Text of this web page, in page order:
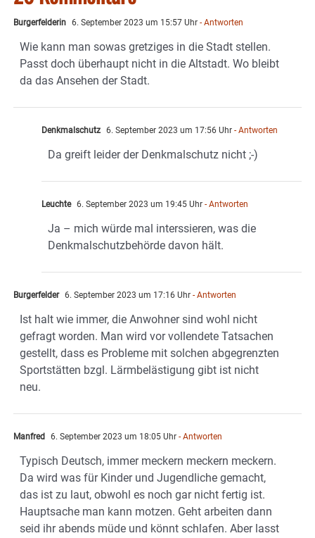
Burgerfelderin 6. September 2023 um 15:57 Uhr - Antworten
Wie kann man sowas gretziges in die Stadt stellen.
Passt doch überhaupt nicht in die Altstadt. Wo bleibt
da das Ansehen der Stadt.
Denkmalschutz 6. September 2023 um 17:56 Uhr - Antworten
Da greift leider der Denkmalschutz nicht ;-)
Leuchte 6. September 2023 um 19:45 Uhr - Antworten
Ja – mich würde mal interssieren, was die
Denkmalschutzbehörde davon hält.
Burgerfelder 6. September 2023 um 17:16 Uhr - Antworten
Ist halt wie immer, die Anwohner sind wohl nicht
gefragt worden. Man wird vor vollendete Tatsachen
gestellt, dass es Probleme mit solchen abgegrenzten
Sportstätten bzgl. Lärmbelästigung gibt ist nicht
neu.
Manfred 6. September 2023 um 18:05 Uhr - Antworten
Typisch Deutsch, immer meckern meckern meckern.
Da wird was für Kinder und Jugendliche gemacht,
das ist zu laut, obwohl es noch gar nicht fertig ist.
Hauptsache man kann motzen. Geht arbeiten dann
seid ihr abends müde und könnt schlafen. Aber lasst